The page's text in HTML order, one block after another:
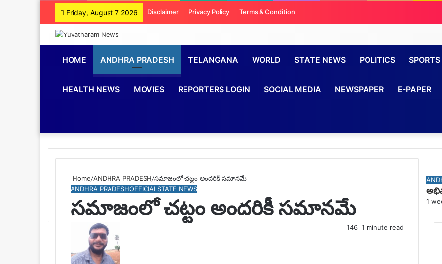
Friday, August 7 2026 Disclaimer Privacy Policy Terms & Condition
HOME ANDHRA PRADESH TELANGANA WORLD STATE NEWS POLITICS
HEALTH NEWS MOVIES REPORTERS LOGIN SOCIAL MEDIA NEWSPAPER E-PAPER
Home/ANDHRA PRADESH/సమాజంలో చట్టం అందరికీ సమానమే
ANDHRA PRADESHOFFICIAL STATE NEWS
సమాజంలో చట్టం అందరికీ సమానమే
146 1 minute read
1